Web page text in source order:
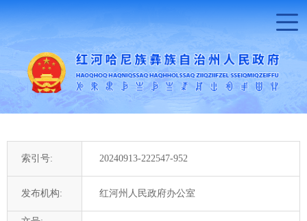
索引号: 20240913-222547-952
发布机构: 红河州人民政府办公室